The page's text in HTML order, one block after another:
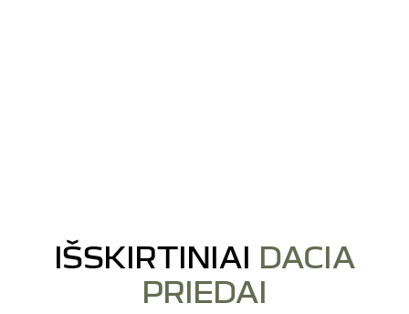
IŠSKIRTINIAI DACIA
PRIEDAI